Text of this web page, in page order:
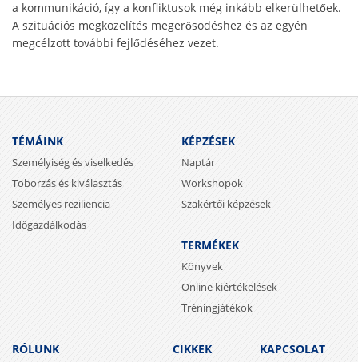
a kommunikáció, így a konfliktusok még inkább elkerülhetőek.
A szituációs megközelítés megerősödéshez és az egyén
megcélzott további fejlődéséhez vezet.
TÉMÁINK
Személyiség és viselkedés
Toborzás és kiválasztás
Személyes reziliencia
Időgazdálkodás
KÉPZÉSEK
Naptár
Workshopok
Szakértői képzések
TERMÉKEK
Könyvek
Online kiértékelések
Tréningjátékok
RÓLUNK CIKKEK KAPCSOLAT